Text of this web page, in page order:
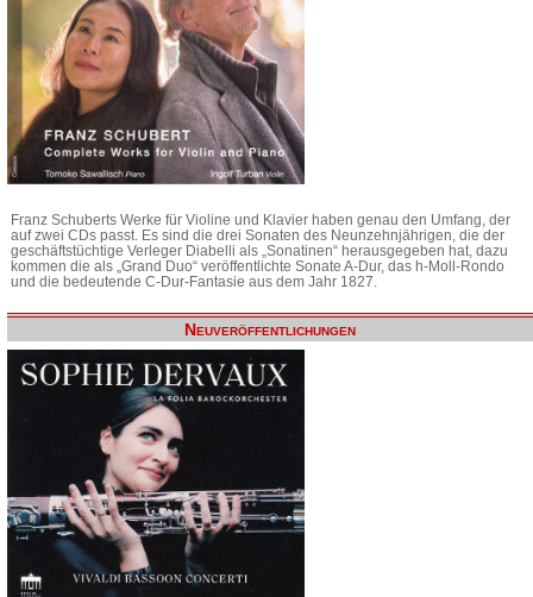
Franz Schuberts Werke für Violine und Klavier haben genau den Umfang, der
auf zwei CDs passt. Es sind die drei Sonaten des Neunzehnjährigen, die der
geschäftstüchtige Verleger Diabelli als „Sonatinen“ herausgegeben hat, dazu
kommen die als „Grand Duo“ veröffentlichte Sonate A-Dur, das h-Moll-Rondo
und die bedeutende C-Dur-Fantasie aus dem Jahr 1827.
Neuveröffentlichungen